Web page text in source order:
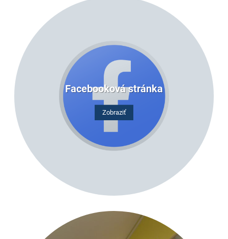
Facebooková stránka
Zobraziť